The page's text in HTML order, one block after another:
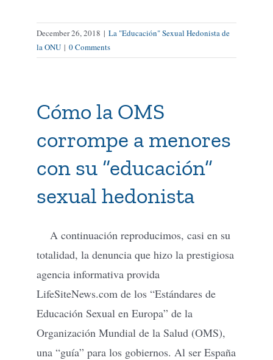
December 26, 2018 | La "Educación" Sexual Hedonista de
la ONU | 0 Comments
Cómo la OMS
corrompe a menores
con su “educación”
sexual hedonista
A continuación reproducimos, casi en su
totalidad, la denuncia que hizo la prestigiosa
agencia informativa provida
LifeSiteNews.com de los “Estándares de
Educación Sexual en Europa” de la
Organización Mundial de la Salud (OMS),
una “guía” para los gobiernos. Al ser España